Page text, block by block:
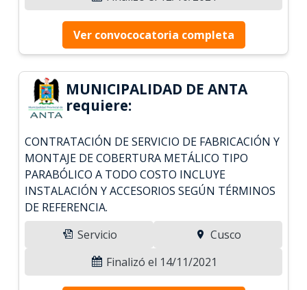
Ver convococatoria completa
MUNICIPALIDAD DE ANTA
requiere:
CONTRATACIÓN DE SERVICIO DE FABRICACIÓN Y
MONTAJE DE COBERTURA METÁLICO TIPO
PARABÓLICO A TODO COSTO INCLUYE
INSTALACIÓN Y ACCESORIOS SEGÚN TÉRMINOS
DE REFERENCIA.
Servicio
Cusco
Finalizó el 14/11/2021